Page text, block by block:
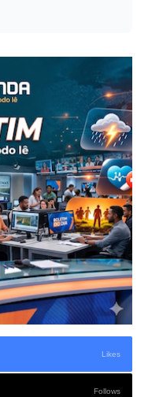
Likes
Follows